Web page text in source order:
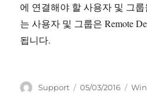
에 연결해야 할 사용자 및 그
는 사용자 및 그룹은 Remote
됩니다.
글
Support
작
05/03/2016
카